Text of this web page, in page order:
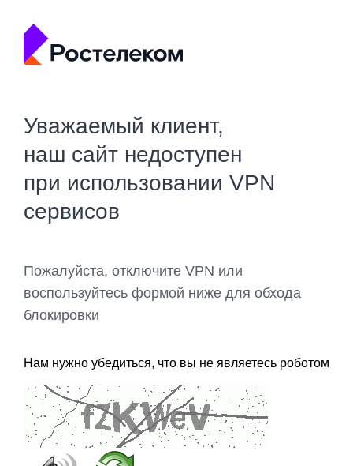
Уважаемый клиент,
наш сайт недоступен
при использовании VPN
сервисов
Пожалуйста, отключите VPN или
воспользуйтесь формой ниже для обхода
блокировки
Нам нужно убедиться, что вы не являетесь роботом